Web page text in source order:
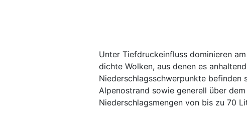
Unter Tiefdruckeinfluss dominieren
dichte Wolken, aus denen es
Niederschlagsschwerpunkte befinden
Alpenostrand sowie generell über
Niederschlagsmengen von bis zu 70